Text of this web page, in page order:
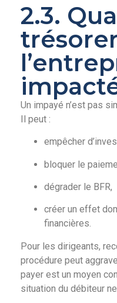
2.3.
Un impayé n’est pas
Il peut :
empêcher
bloquer le
dégrader le BFR,
créer un effet
financières.
Pour les dirigeants,
procédure peut
payer est un moyen
situation du débiteur